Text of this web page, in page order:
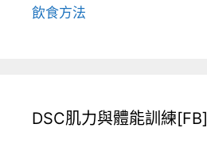
飲食方法
DSC肌力與體能訓練[FB]